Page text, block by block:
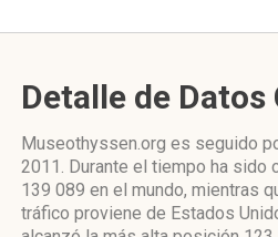
Detalle de
Museothyssen.org es seguido
2011. Durante el tiempo ha sido
139 089 en el mundo, mientras
tráfico proviene de Estados